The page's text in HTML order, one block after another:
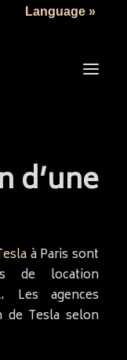
d’une
à Paris sont
de location
Les agences
de Tesla selon
Language »